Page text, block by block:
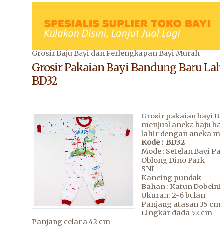
Grosir Baju Bayi dan Perlengkapan Bayi Murah
Grosir Pakaian Bayi Bandung Baru
BD32
Grosir pakaian bayi
menjual aneka baju
lahir dengan aneka
Kode : BD32
Mode : Setelan Bayi
Oblong Dino Park
SNI
Kancing pundak
Bahan : Katun
Ukuran: 2-6 bulan
Panjang atasan 35 cm
Lingkar dada 52 cm
Panjang celana 42 cm